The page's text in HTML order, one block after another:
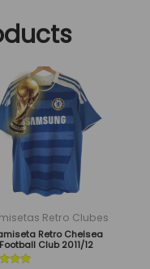
Retro Clubes
Retro Chelsea
Football Club 2011/12
El
precio
original
era:
89,95 €.
actual
es:
Este
producto
tiene
múltiples
variantes.
Las
opciones
se
pueden
elegir